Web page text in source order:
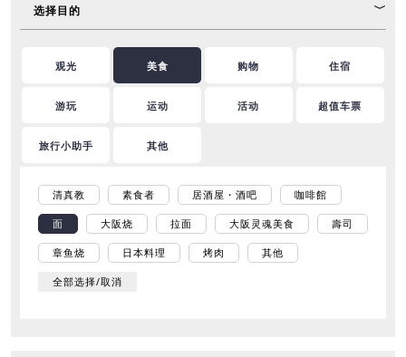
选择目的
观光 美食 购物 住宿
游玩 运动 活动 超值车票
旅行小助手 其他
清真教 素食者 居酒屋・酒吧 咖啡館
面 大阪烧 拉面 大阪灵魂美食 壽司
章鱼烧 日本料理 烤肉 其他
全部选择/取消